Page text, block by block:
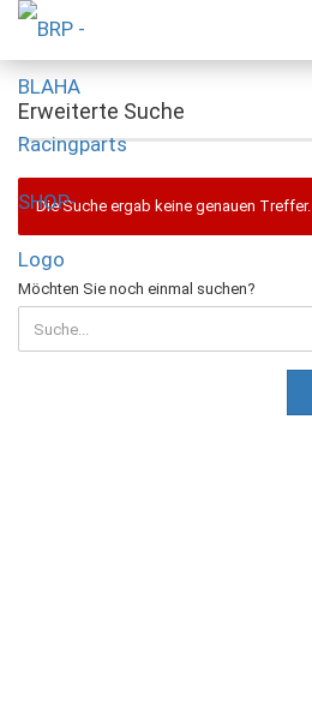
Erweiterte Suche
Die Suche ergab keine genauen Treffer.
MÖCHTEN
SIE
NOCH
EINMAL
Möchten Sie noch einmal suchen?